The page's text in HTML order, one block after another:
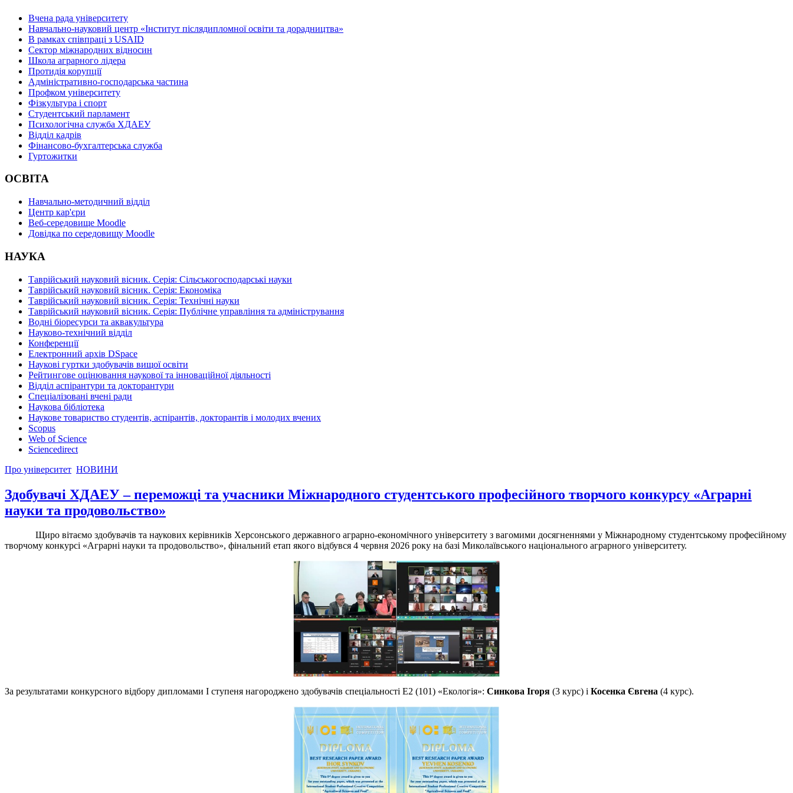
Вчена рада університету
Навчально-науковий центр «Інститут післядипломної освіти та дорадництва»
В рамках співпраці з USAID
Сектор міжнародних відносин
Школа аграрного лідера
Протидія корупції
Адміністративно-господарська частина
Профком університету
Фізкультура і спорт
Студентський парламент
Психологічна служба ХДАЕУ
Відділ кадрів
Фінансово-бухгалтерська служба
Гуртожитки
ОСВІТА
Навчально-методичний відділ
Центр кар'єри
Веб-середовище Moodle
Довідка по середовищу Moodle
НАУКА
Таврійський науковий вісник. Серія: Сільськогосподарські науки
Таврійський науковий вісник. Серія: Економіка
Таврійський науковий вісник. Серія: Технічні науки
Таврійський науковий вісник. Серія: Публічне управління та адміністрування
Водні біоресурси та аквакультура
Науково-технічний відділ
Конференції
Електронний архів DSpace
Наукові гуртки здобувачів вищої освіти
Рейтингове оцінювання наукової та інноваційної діяльності
Відділ аспірантури та докторантури
Спеціалізовані вчені ради
Наукова бібліотека
Наукове товариство студентів, аспірантів, докторантів і молодих вчених
Scopus
Web of Science
Sciencedirect
Про університет НОВИНИ
Здобувачі ХДАЕУ – переможці та учасники Міжнародного студентського професійного творчого конкурсу «Аграрні
науки та продовольство»
Щиро вітаємо здобувачів та наукових керівників Херсонського державного аграрно-економічного університету з вагомими досягненнями у Міжнародному студентському професійному
творчому конкурсі «Аграрні науки та продовольство», фінальний етап якого відбувся 4 червня 2026 року на базі Миколаївського національного аграрного університету.
За результатами конкурсного відбору дипломами І ступеня нагороджено здобувачів спеціальності Е2 (101) «Екологія»: Синкова Ігоря (3 курс) і Косенка Євгена (4 курс).